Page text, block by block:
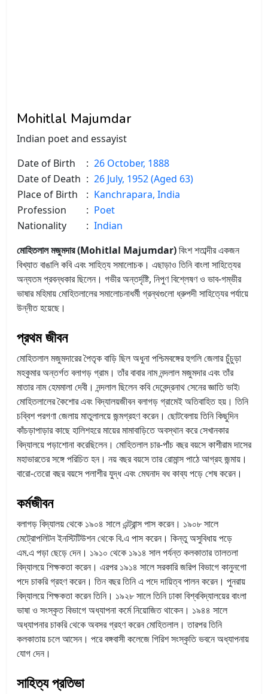
Mohitlal Majumdar
Indian poet and essayist
Date of Birth
: 26 October, 1888
Date of Death : 26 July, 1952 (Aged 63)
Place of Birth
: Kanchrapara, India
Profession
: Poet
Nationality
: Indian
মোহিতলাল মজুমদার (Mohitlal Majumdar)বিংশ শতাব্দীর একজন
বিখ্যাত বাঙালি কবি এবং সাহিত্য সমালোচক। এছাড়াও তিনি বাংলা সাহিত্যের
অন্যতম প্রবন্ধকার ছিলেন। গভীর অন্তর্দৃষ্টি, নিপুণ বিশ্লেষণ ও ভাব-গম্ভীর
ভাষার মহিমায় মোহিতলালের সমালোচনাধর্মী গ্রন্থগুলো ধ্রুপদী সাহিত্যের পর্যায়ে
উন্নীত হয়েছে।
প্রথম জীবন
মোহিতলাল মজুমদারের পৈতৃক বাড়ি ছিল অধুনা পশ্চিমবঙ্গের হুগলি জেলার চুঁচুড়া
মহকুমার অন্তর্গত বলাগড় গ্রাম। তাঁর বাবার নাম নন্দলাল মজুমদার এবং তাঁর
মাতার নাম হেমমালা দেবী। নন্দলাল ছিলেন কবি দেবেন্দ্রনাথ সেনের জ্ঞাতি ভাই৷
মোহিতলালের কৈশোর এবং বিদ্যালয়জীবন বলাগড় গ্রামেই অতিবাহিত হয়। তিনি
চব্বিশ পরগণা জেলায় মাতুলালয়ে জন্মগ্রহণ করেন। ছোটবেলায় তিনি কিছুদিন
কাঁচড়াপাড়ার কাছে হালিশহরে মায়ের মামাবাড়িতে অবস্থান করে সেখানকার
বিদ্যালয়ে পড়াশোনা করেছিলেন। মোহিতলাল চার-পাঁচ বছর বয়সে কাশীরাম দাসের
মহাভারতের সঙ্গে পরিচিত হন। নয় বছর বয়সে তার রোমান্স পাঠে আগ্রহ জন্মায়।
বারো-তেরো বছর বয়সে পলাশীর যুদ্ধ এবং মেঘনাদ বধ কাব্য পড়ে শেষ করেন।
কর্মজীবন
বলাগড় বিদ্যালয় থেকে ১৯০৪ সালে এন্ট্রান্স পাস করেন। ১৯০৮ সালে
মেট্রোপলিটন ইনস্টিটিউশন থেকে বি.এ পাস করেন। কিন্তু অসুবিধায় পড়ে
এম.এ পড়া ছেড়ে দেন। ১৯১০ থেকে ১৯১৪ সাল পর্যন্ত কলকাতার তালতলা
বিদ্যালয়ে শিক্ষকতা করেন। এরপর ১৯১৪ সালে সরকারি জরিপ বিভাগে কানুনগো
পদে চাকরি গ্রহণ করেন। তিন বছর তিনি এ পদে দায়িত্ব পালন করেন। পুনরায়
বিদ্যালয়ে শিক্ষকতা করেন তিনি। ১৯২৮ সালে তিনি ঢাকা বিশ্ববিদ্যালয়ের বাংলা
ভাষা ও সংস্কৃত বিভাগে অধ্যাপনা কর্মে নিয়োজিত থাকেন। ১৯৪৪ সালে
অধ্যাপনার চাকরি থেকে অবসর গ্রহণ করেন মোহিতলাল। তারপর তিনি
কলকাতায় চলে আসেন। পরে বঙ্গবাসী কলেজে গিরিশ সংস্কৃতি ভবনে অধ্যাপনায়
যোগ দেন।
সাহিত্য প্রতিভা